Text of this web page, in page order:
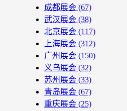
成都展会 (67)
武汉展会 (38)
北京展会 (117)
上海展会 (312)
广州展会 (150)
义乌展会 (32)
苏州展会 (33)
青岛展会 (67)
重庆展会 (25)